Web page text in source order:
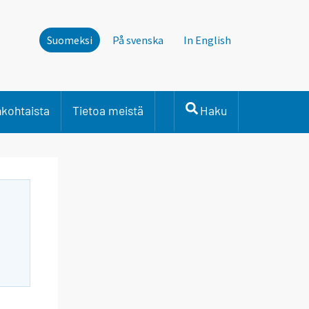
Suomeksi På svenska In English
Tietoa meistä Haku